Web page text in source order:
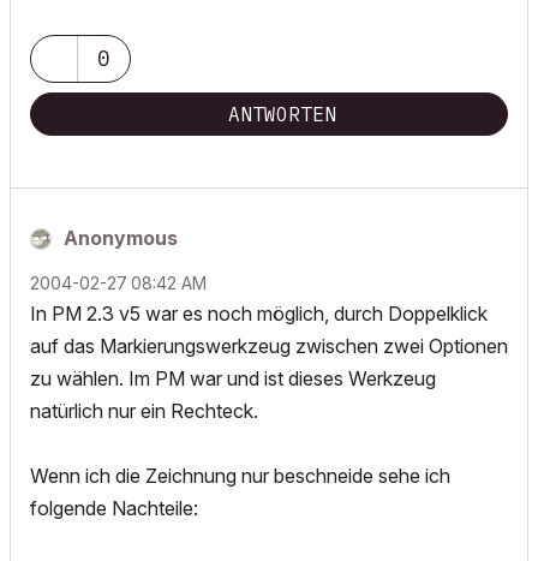
0
ANTWORTEN
Anonymous
‎2004-02-27 08:42 AM
In PM 2.3 v5 war es noch möglich, durch Doppelklick
auf das Markierungswerkzeug zwischen zwei Optionen
zu wählen. Im PM war und ist dieses Werkzeug
natürlich nur ein Rechteck.
Wenn ich die Zeichnung nur beschneide sehe ich
folgende Nachteile: